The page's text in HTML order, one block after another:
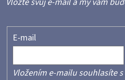
E-mail
Vložením e-mailu souhlasíte s